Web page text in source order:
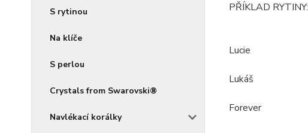
S rytinou
Na klíče
S perlou
Crystals from Swarovski®
Navlékací korálky
PŘÍKLAD RYTINY:
Lucie
Lukáš
Forever